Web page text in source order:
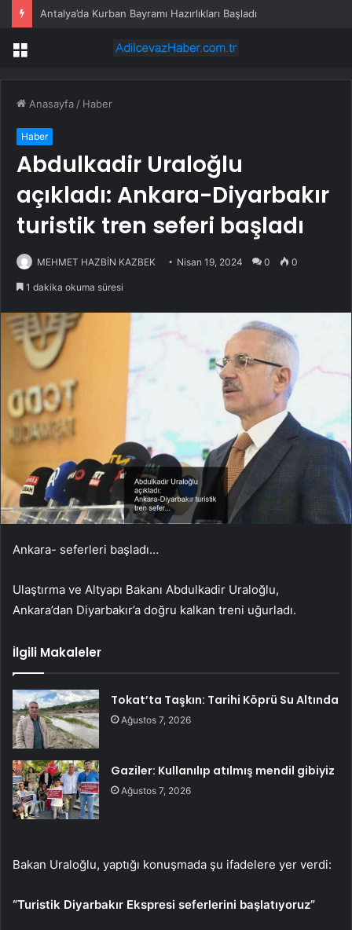
Antalya’da Kurban Bayramı Hazırlıkları Başladı
Menü
Anasayfa / Haber
Haber
Abdulkadir Uraloğlu
açıkladı: Ankara-Diyarbakır
turistik tren seferi başladı
MEHMET HAZBİN KAZBEK Nisan 19, 2024 0 0
1 dakika okuma süresi
Ankara- seferleri başladı…
Ulaştırma ve Altyapı Bakanı Abdulkadir Uraloğlu,
Ankara’dan Diyarbakır’a doğru kalkan treni uğurladı.
İlgili Makaleler
Tokat’ta Taşkın: Tarihi Köprü Su Altında
Ağustos 7, 2026
Gaziler: Kullanılıp atılmış mendil gibiyiz
Ağustos 7, 2026
Bakan Uraloğlu, yaptığı konuşmada şu ifadelere yer verdi:
“Turistik Diyarbakır Ekspresi seferlerini başlatıyoruz”